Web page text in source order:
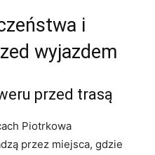
i
wyjazdem
przed trasą
Piotrkowa
przez miejsca, gdzie